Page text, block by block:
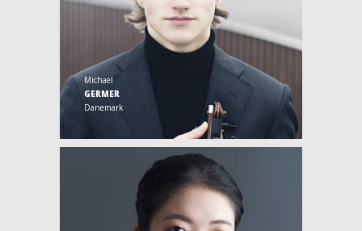
Michael
GERMER
Danemark